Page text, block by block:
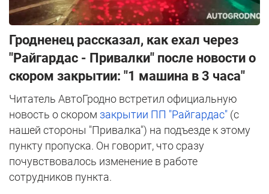
Гродненец рассказал, как ехал через
"Райгардас - Привалки" после новости о
скором закрытии: "1 машина в 3 часа"
Читатель АвтоГродно встретил официальную
новость о скором закрытии ПП "Райгардас" (с
нашей стороны "Привалка") на подъезде к этому
пункту пропуска. Он говорит, что сразу
почувствовалось изменение в работе
сотрудников пункта.